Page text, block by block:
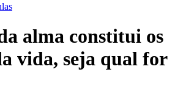
alma constitui os
vida, seja qual for